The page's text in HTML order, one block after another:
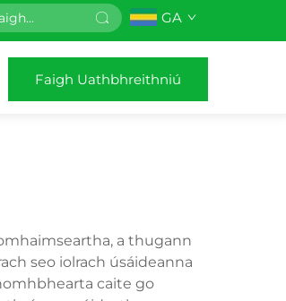
GA
Faigh Uathbhreithniú
a thugann
seo iolrach úsáideanna
caite go